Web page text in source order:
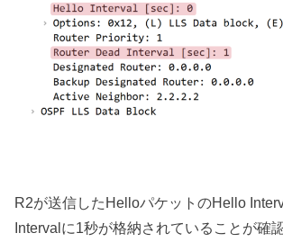
R2が送信したHelloパケットのHello
Intervalに1秒が格納されていることが確